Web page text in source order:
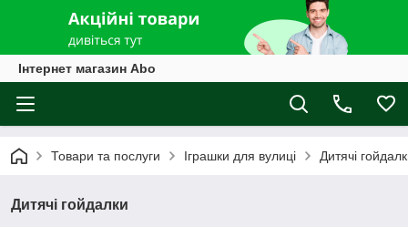
Інтернет магазин Abo
Товари та послуги Іграшки для вулиці Дитячі
Дитячі гойдалки